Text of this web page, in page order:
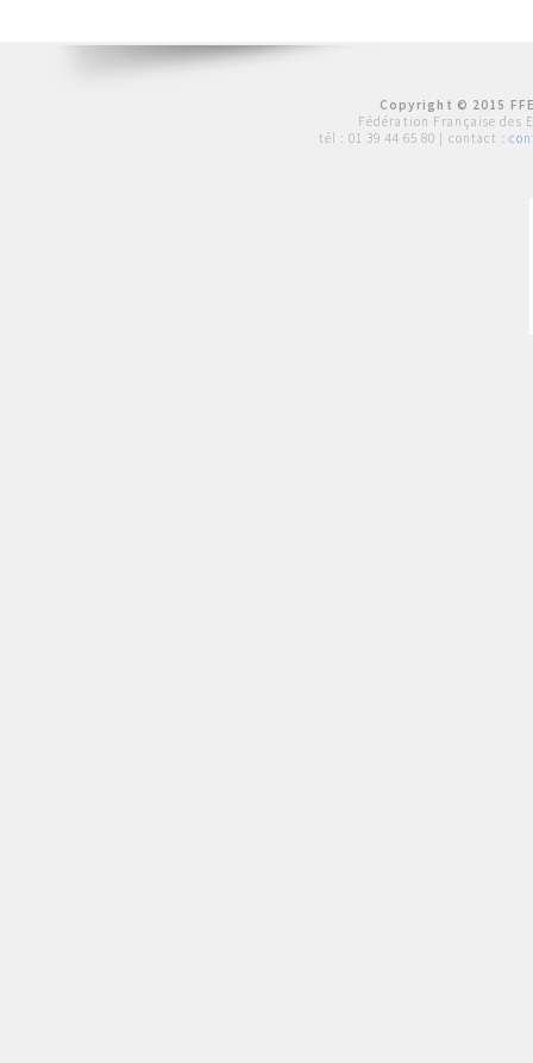
Copyright © 2015
Fédération Française des
tél : 01 39 44 65 80 | contact :